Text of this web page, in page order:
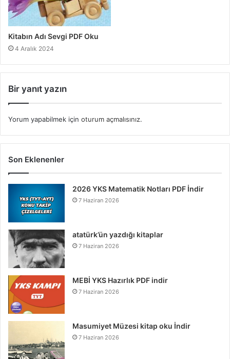
Kitabın Adı Sevgi PDF Oku
4 Aralık 2024
Bir yanıt yazın
Yorum yapabilmek için oturum açmalısınız.
Son Eklenenler
2026 YKS Matematik Notları PDF İndir
7 Haziran 2026
atatürk’ün yazdığı kitaplar
7 Haziran 2026
MEBİ YKS Hazırlık PDF indir
7 Haziran 2026
Masumiyet Müzesi kitap oku İndir
7 Haziran 2026